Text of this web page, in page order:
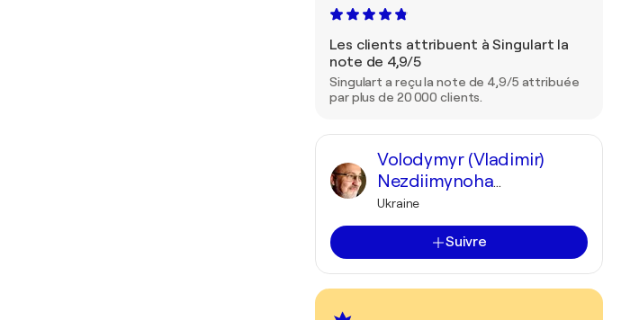
Les clients attribuent à Singulart la
note de 4,9/5
Singulart a reçu la note de 4,9/5 attribuée
par plus de 20 000 clients.
Volodymyr (Vladimir)
Nezdiimynoha
(Nezdiymynoga)
Ukraine
Suivre